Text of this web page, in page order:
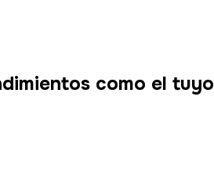
como el tuyo